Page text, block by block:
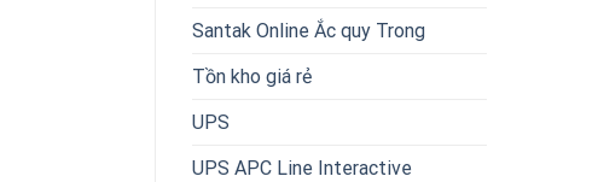
Santak Online Ắc quy Trong
Tồn kho giá rẻ
UPS
UPS APC Line Interactive